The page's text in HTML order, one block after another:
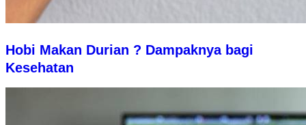
Hobi Makan Durian ? Dampaknya bagi
Kesehatan